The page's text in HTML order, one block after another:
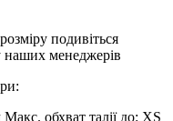
подивіться
наших менеджерів
Макс. обхват талії до: XS